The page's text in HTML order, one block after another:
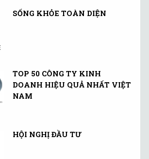
SỐNG KHỎE TOÀN DIỆN
TOP 50 CÔNG TY KINH
DOANH HIỆU QUẢ NHẤT VIỆT
NAM
HỘI NGHỊ ĐẦU TƯ